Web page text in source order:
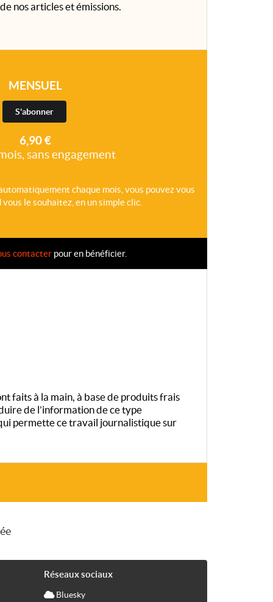
nos articles et émissions.
MENSUEL
S'abonner
6,90 €
sans engagement
chaque mois, vous pouvez vous
le souhaitez, en un simple clic.
contacter pour en bénéficier.
faits à la main, à base de produits frais
de l’information de ce type
permette ce travail journalistique sur
Réseaux sociaux
Bluesky